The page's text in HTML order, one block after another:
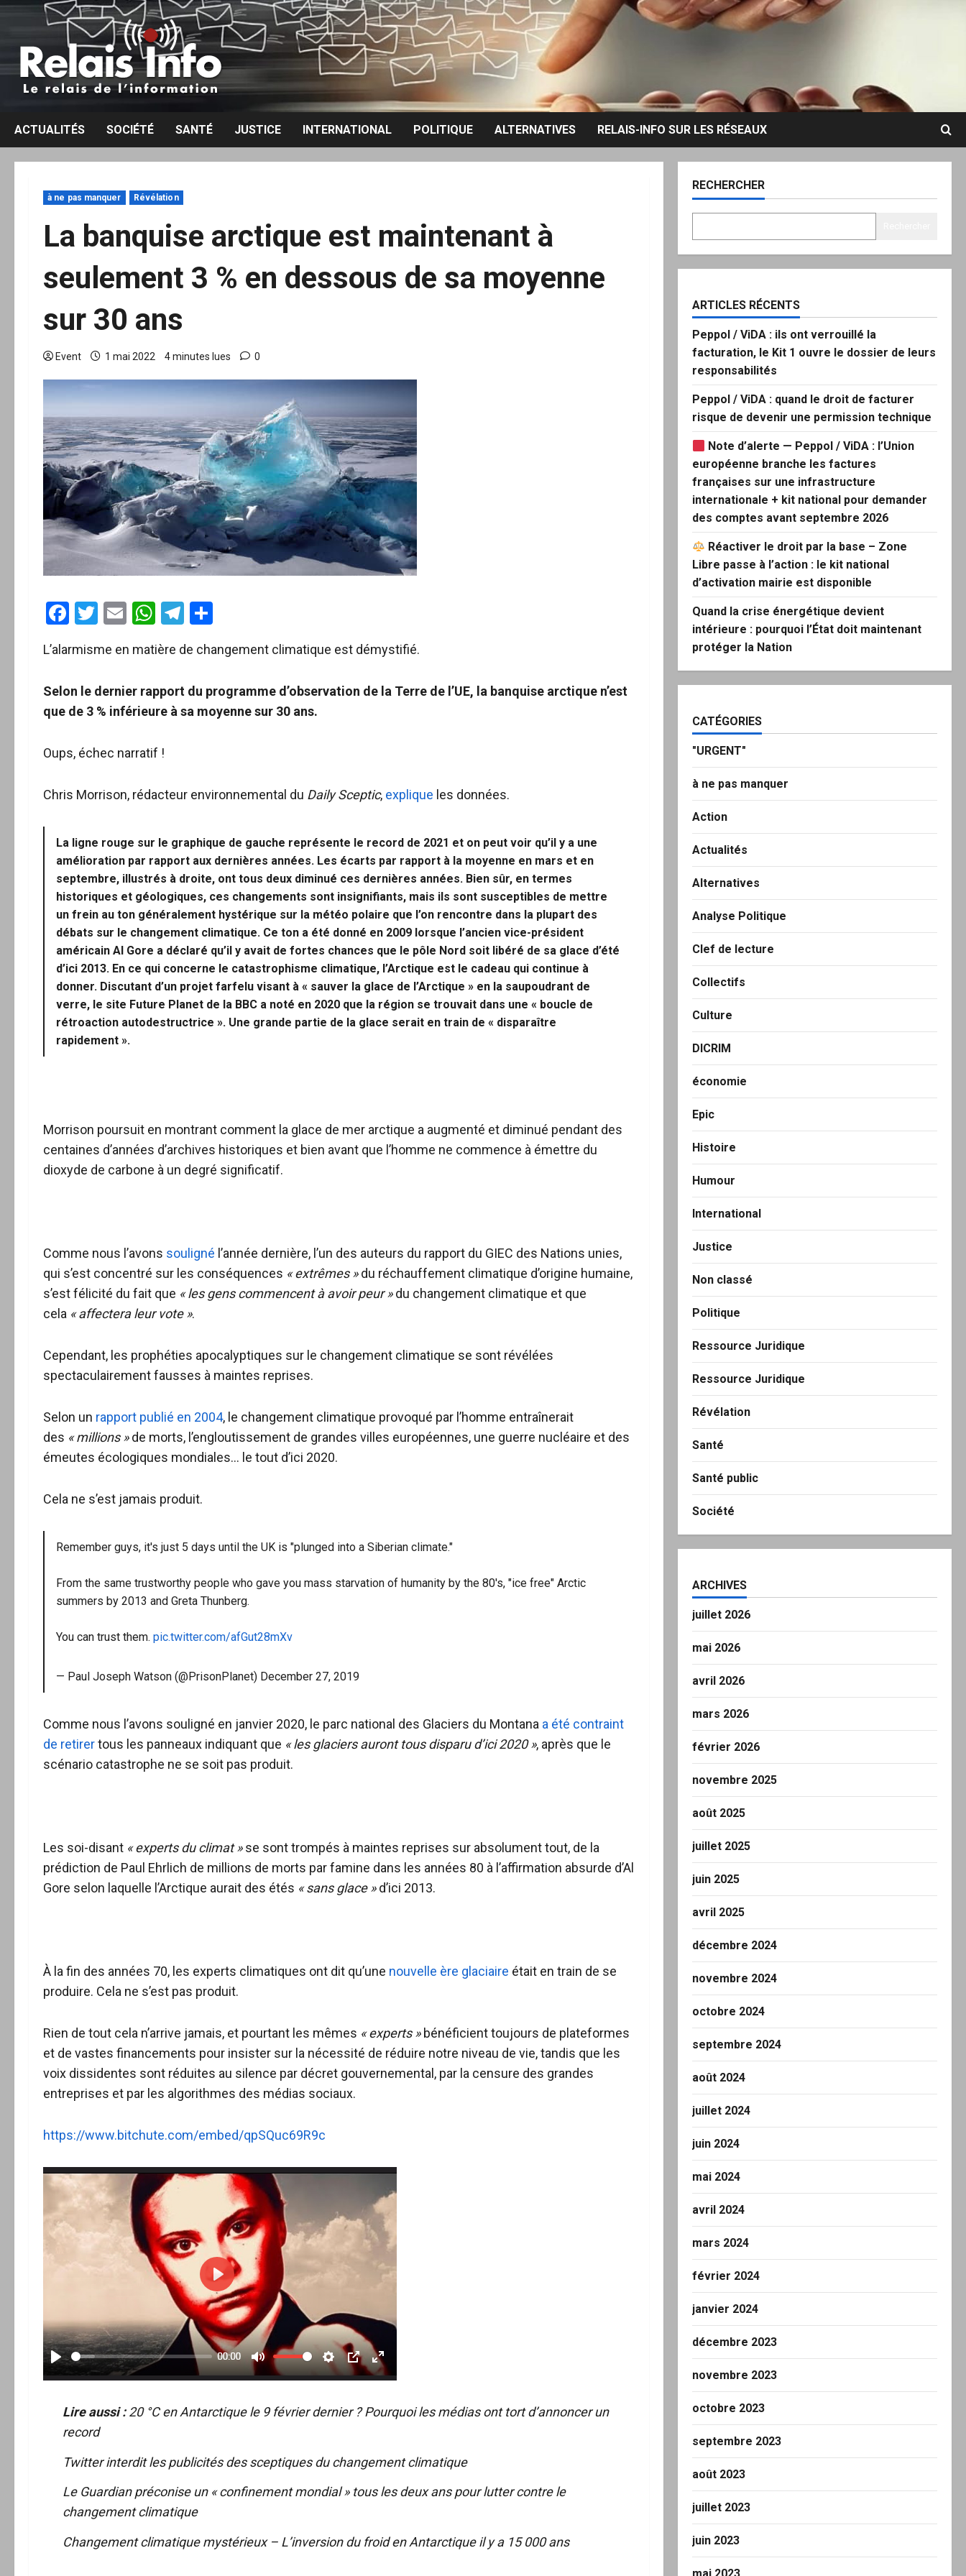
Aller
contenu
ACTUALITÉS SOCIÉTÉ SANTÉ JUSTICE INTERNATIONAL POLITIQUE ALTERNATIVES RELAIS-INFO SUR LES RÉSEAUX
à ne pas manquer Révélation
La banquise arctique est maintenant à
seulement 3 % en dessous de sa moyenne
sur 30 ans
Event 1 mai 2022 4 minutes lues 0
Facebook
Twitter
EmailWhatsApp
Telegram
L’alarmisme en matière de changement climatique est démystifié.
Selon le dernier rapport du programme d’observation de la Terre de l’UE, la banquise arctique n’est
que de 3 % inférieure à sa moyenne sur 30 ans.
Oups, échec narratif !
Chris Morrison, rédacteur environnemental du Daily Sceptic, explique les données.
La ligne rouge sur le graphique de gauche représente le record de 2021 et on peut voir qu’il y a une
amélioration par rapport aux dernières années. Les écarts par rapport à la moyenne en mars et en
septembre, illustrés à droite, ont tous deux diminué ces dernières années. Bien sûr, en termes
historiques et géologiques, ces changements sont insignifiants, mais ils sont susceptibles de mettre
un frein au ton généralement hystérique sur la météo polaire que l’on rencontre dans la plupart des
débats sur le changement climatique. Ce ton a été donné en 2009 lorsque l’ancien vice-président
américain Al Gore a déclaré qu’il y avait de fortes chances que le pôle Nord soit libéré de sa glace d’été
d’ici 2013. En ce qui concerne le catastrophisme climatique, l’Arctique est le cadeau qui continue à
donner. Discutant d’un projet farfelu visant à « sauver la glace de l’Arctique » en la saupoudrant de
verre, le site Future Planet de la BBC a noté en 2020 que la région se trouvait dans une « boucle de
rétroaction autodestructrice ». Une grande partie de la glace serait en train de « disparaître
rapidement ».
Morrison poursuit en montrant comment la glace de mer arctique a augmenté et diminué pendant des
centaines d’années d’archives historiques et bien avant que l’homme ne commence à émettre du
dioxyde de carbone à un degré significatif.
Comme nous l’avons souligné l’année dernière, l’un des auteurs du rapport du GIEC des Nations unies,
qui s’est concentré sur les conséquences « extrêmes »du réchauffement climatique d’origine humaine,
s’est félicité du fait que « les gens commencent à avoir peur »du changement climatique et que
cela « affectera leur vote ».
Cependant, les prophéties apocalyptiques sur le changement climatique se sont révélées
spectaculairement fausses à maintes reprises.
Selon un rapport publié en 2004, le changement climatique provoqué par l’homme entraînerait
des « millions »de morts, l’engloutissement de grandes villes européennes, une guerre nucléaire et des
émeutes écologiques mondiales… le tout d’ici 2020.
Cela ne s’est jamais produit.
Remember guys, it's just 5 days until the UK is "plunged into a Siberian climate."
From the same trustworthy people who gave you mass starvation of humanity by the 80's, "ice free" Arctic
summers by 2013 and Greta Thunberg.
You can trust them.pic.twitter.com/afGut28mXv
— Paul Joseph Watson (@PrisonPlanet) December 27, 2019
Comme nous l’avons souligné en janvier 2020, le parc national des Glaciers du Montana a été contraint
de retirertous les panneaux indiquant que « les glaciers auront tous disparu d’ici 2020 », après que le
scénario catastrophe ne se soit pas produit.
Les soi-disant « experts du climat »se sont trompés à maintes reprises sur absolument tout, de la
prédiction de Paul Ehrlich de millions de morts par famine dans les années 80 à l’affirmation absurde d’Al
Gore selon laquelle l’Arctique aurait des étés « sans glace »d’ici 2013.
À la fin des années 70, les experts climatiques ont dit qu’une nouvelle ère glaciaire était en train de se
produire. Cela ne s’est pas produit.
Rien de tout cela n’arrive jamais, et pourtant les mêmes « experts »bénéficient toujours de plateformes
et de vastes financements pour insister sur la nécessité de réduire notre niveau de vie, tandis que les
voix dissidentes sont réduites au silence par décret gouvernemental, par la censure des grandes
entreprises et par les algorithmes des médias sociaux.
https://www.bitchute.com/embed/qpSQuc69R9c
Lire aussi : 20 °C en Antarctique le 9 février dernier ? Pourquoi les médias ont tort d’annoncer un
record
Twitter interdit les publicités des sceptiques du changement climatique
Le Guardian préconise un « confinement mondial » tous les deux ans pour lutter contre le
changement climatique
Changement climatique mystérieux – L’inversion du froid en Antarctique il y a 15 000 ans
RECHERCHER
ARTICLES RÉCENTS
Peppol / ViDA : ils ont verrouillé la
facturation, le Kit 1 ouvre le dossier de leurs
responsabilités
Peppol / ViDA : quand le droit de facturer
risque de devenir une permission technique
Note d’alerte — Peppol / ViDA : l’Union
européenne branche les factures
françaises sur une infrastructure
internationale + kit national pour demander
des comptes avant septembre 2026
Réactiver le droit par la base – Zone
Libre passe à l’action : le kit national
d’activation mairie est disponible
Quand la crise énergétique devient
intérieure : pourquoi l’État doit maintenant
protéger la Nation
CATÉGORIES
"URGENT"
à ne pas manquer
Action
Actualités
Alternatives
Analyse Politique
Clef de lecture
Collectifs
Culture
DICRIM
économie
Epic
Histoire
Humour
International
Justice
Non classé
Politique
Ressource Juridique
Ressource Juridique
Révélation
Santé
Santé public
Société
ARCHIVES
juillet 2026
mai 2026
avril 2026
mars 2026
février 2026
novembre 2025
août 2025
juillet 2025
juin 2025
avril 2025
décembre 2024
novembre 2024
octobre 2024
septembre 2024
août 2024
juillet 2024
juin 2024
mai 2024
avril 2024
mars 2024
février 2024
janvier 2024
décembre 2023
novembre 2023
octobre 2023
septembre 2023
août 2023
juillet 2023
juin 2023